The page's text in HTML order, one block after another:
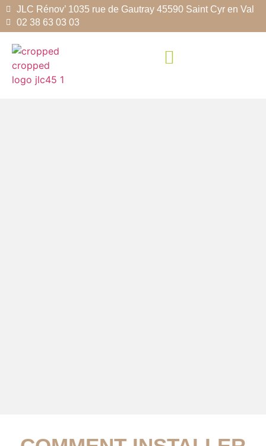
JLC Rénov’ 1035 rue de Gautray 45590 Saint Cyr en Val
02 38 63 03 03